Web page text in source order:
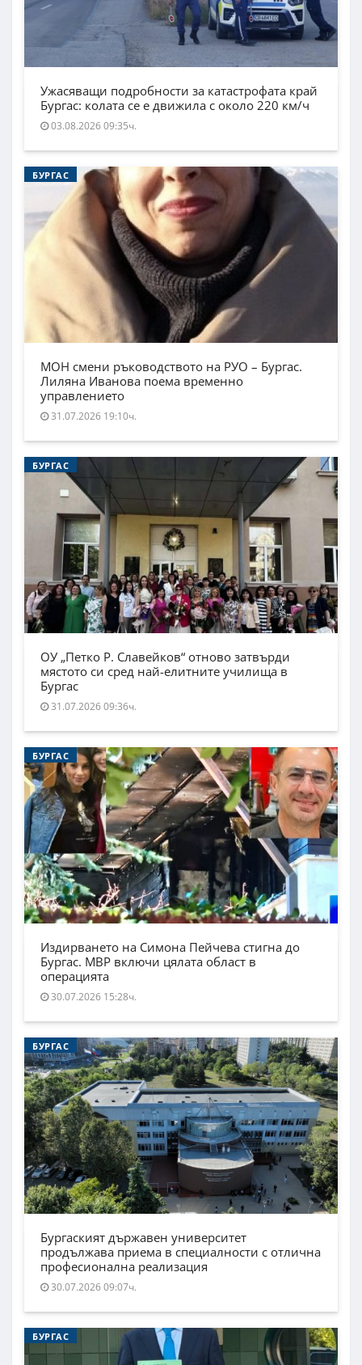
Ужасяващи подробности за катастрофата край
Бургас: колата се е движила с около 220 км/ч
03.08.2026 09:35ч.
БУРГАС
МОН смени ръководството на РУО – Бургас.
Лиляна Иванова поема временно
управлението
31.07.2026 19:10ч.
БУРГАС
ОУ „Петко Р. Славейков“ отново затвърди
мястото си сред най-елитните училища в
Бургас
31.07.2026 09:36ч.
БУРГАС
Издирването на Симона Пейчева стигна до
Бургас. МВР включи цялата област в
операцията
30.07.2026 15:28ч.
БУРГАС
Бургаският държавен университет
продължава приема в специалности с отлична
професионална реализация
30.07.2026 09:07ч.
БУРГАС